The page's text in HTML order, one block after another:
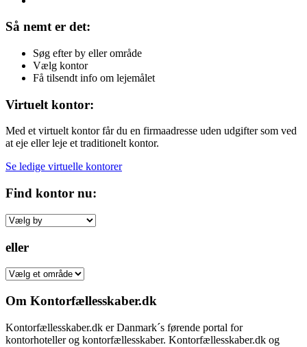
Så nemt er det:
Søg efter by eller område
Vælg kontor
Få tilsendt info om lejemålet
Virtuelt kontor:
Med et virtuelt kontor får du en firmaadresse uden udgifter som ved
at eje eller leje et traditionelt kontor.
Se ledige virtuelle kontorer
Find kontor nu:
eller
Om Kontorfællesskaber.dk
Kontorfællesskaber.dk er Danmark´s førende portal for
kontorhoteller og kontorfællesskaber. Kontorfællesskaber.dk og